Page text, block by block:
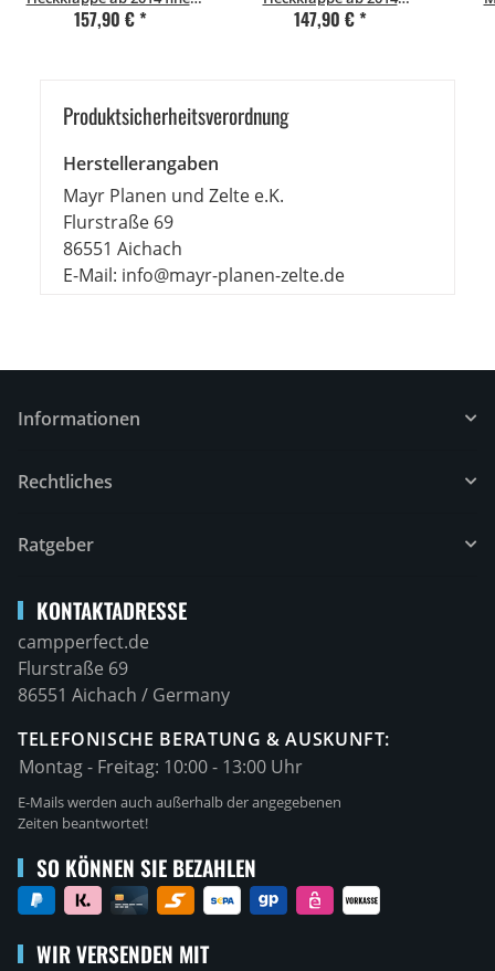
mesh
157,90 €* grobmaschig
147,90 €*
Produkt­sicher­heits­ver­ord­nung
Herstellerangaben
Mayr Planen und Zelte e.K.
Flurstraße 69
86551 Aichach
E-Mail: info@mayr-planen-zelte.de
Informationen
Rechtliches
Ratgeber
KONTAKTADRESSE
campperfect.de
Flurstraße 69
86551 Aichach / Germany
TELEFONISCHE BERATUNG & AUSKUNFT:
Montag - Freitag: 10:00 - 13:00 Uhr
E-Mails werden auch außerhalb der angegebenen
Zeiten beantwortet!
SO KÖNNEN SIE BEZAHLEN
WIR VERSENDEN MIT